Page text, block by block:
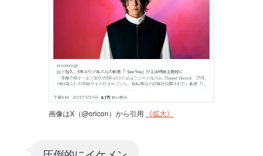
画像はX（@oricon）から引用 《拡大》